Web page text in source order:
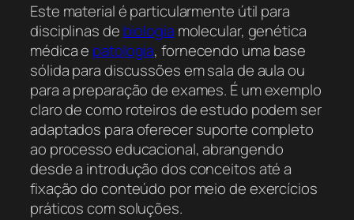
Este material é particularmente útil para
disciplinas de biologia molecular, genética
médica e patologia, fornecendo uma base
sólida para discussões em sala de aula ou
para a preparação de exames. É um exemplo
claro de como roteiros de estudo podem ser
adaptados para oferecer suporte completo
ao processo educacional, abrangendo
desde a introdução dos conceitos até a
fixação do conteúdo por meio de exercícios
práticos com soluções.